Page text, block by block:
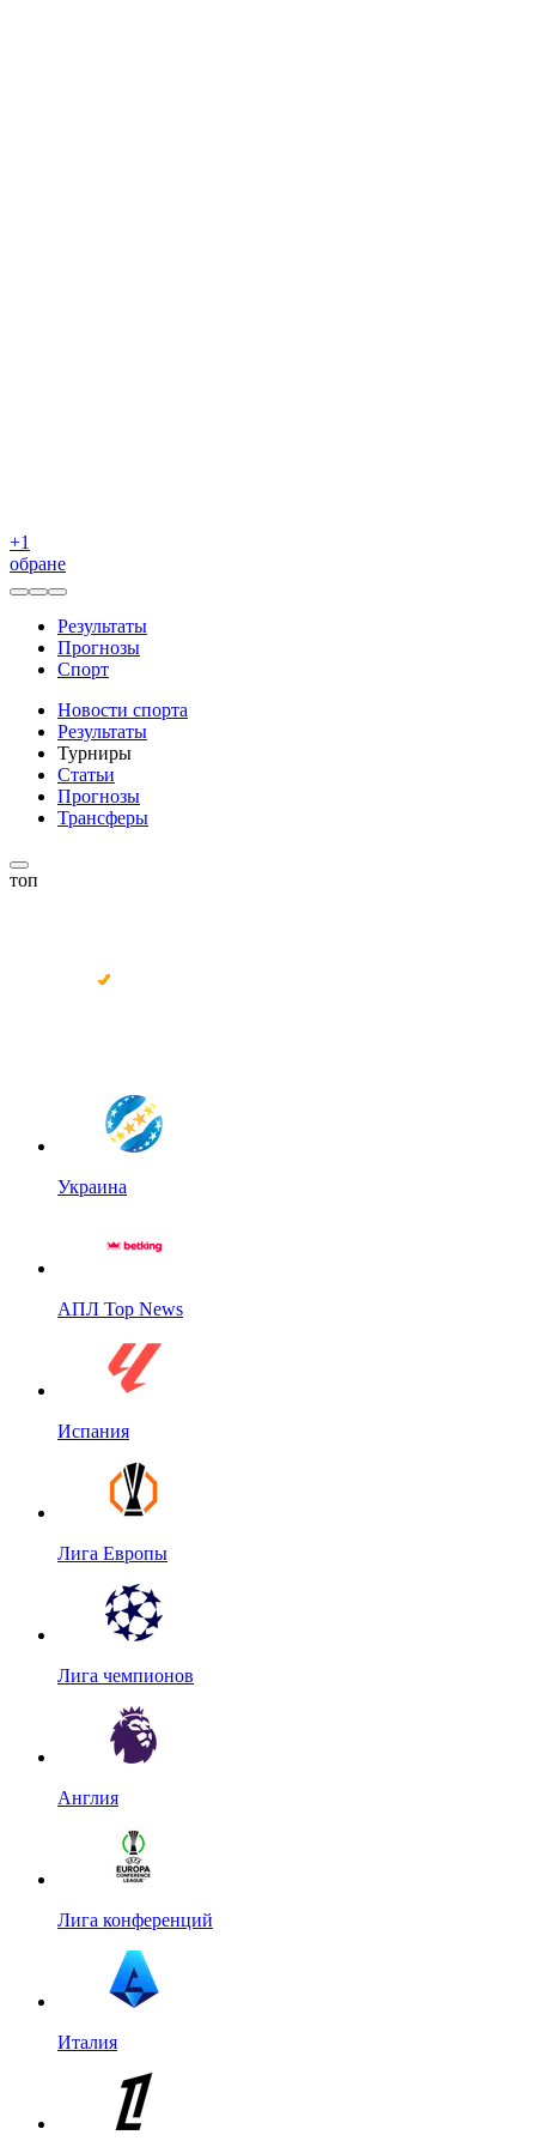
+1
обране
Результаты
Прогнозы
Спорт
Новости спорта
Результаты
Турниры
Статьи
Прогнозы
Трансферы
топ
Украина
АПЛ Top News
Испания
Лига Европы
Лига чемпионов
Англия
Лига конференций
Италия